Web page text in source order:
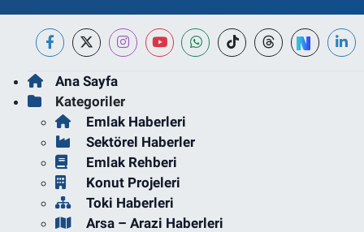
Ana Sayfa
Kategoriler
Emlak Haberleri
Sektörel Haberler
Emlak Rehberi
Konut Projeleri
Toki Haberleri
Arsa – Arazi Haberleri